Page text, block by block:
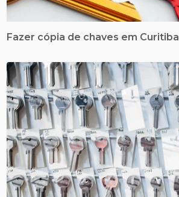
Fazer cópia de chaves em Curitiba